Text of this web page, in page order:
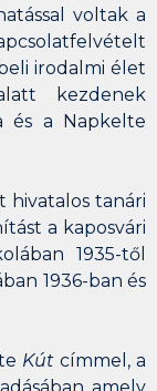
voltak a
irodalmi élet
kezdenek
és a Napkelte
tanári
a kaposvári
1935-től
1936-ban és
Kút címmel, a